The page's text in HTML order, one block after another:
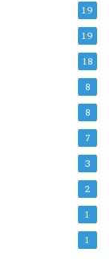
19
19
18
8
8
7
3
2
1
1